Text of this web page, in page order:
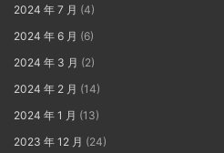
2024 年 7 月 (4)
2024 年 6 月 (6)
2024 年 3 月 (2)
2024 年 2 月 (14)
2024 年 1 月 (13)
2023 年 12 月 (24)